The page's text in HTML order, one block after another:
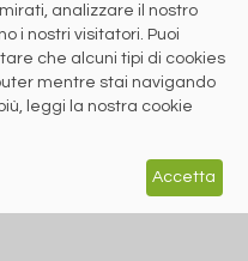
SUI NOSTRI
NETWORK
analizzare il nostro
i nostri visitatori. Puoi
che alcuni tipi di cookies
mentre stai navigando
leggi la nostra cookie
Accetta